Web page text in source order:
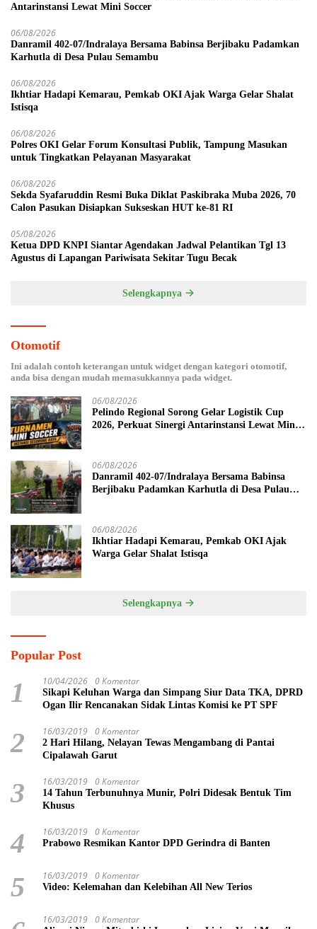
Antarinstansi Lewat Mini Soccer
06/08/2026
Danramil 402-07/Indralaya Bersama Babinsa Berjibaku Padamkan
Karhutla di Desa Pulau Semambu
06/08/2026
Ikhtiar Hadapi Kemarau, Pemkab OKI Ajak Warga Gelar Shalat
Istisqa
06/08/2026
Polres OKI Gelar Forum Konsultasi Publik, Tampung Masukan
untuk Tingkatkan Pelayanan Masyarakat
06/08/2026
Sekda Syafaruddin Resmi Buka Diklat Paskibraka Muba 2026, 70
Calon Pasukan Disiapkan Sukseskan HUT ke-81 RI
05/08/2026
Ketua DPD KNPI Siantar Agendakan Jadwal Pelantikan Tgl 13
Agustus di Lapangan Pariwisata Sekitar Tugu Becak
Selengkapnya
Otomotif
Ini adalah contoh keterangan untuk widget dengan kategori otomotif,
anda bisa dengan mudah memasukkannya pada widget.
06/08/2026
Pelindo Regional Sorong Gelar Logistik Cup
2026, Perkuat Sinergi Antarinstansi Lewat Mini
06/08/2026
Danramil 402-07/Indralaya Bersama Babinsa
Berjibaku Padamkan Karhutla di Desa Pulau
06/08/2026
Ikhtiar Hadapi Kemarau, Pemkab OKI Ajak
Warga Gelar Shalat Istisqa
Selengkapnya
Popular Post
1 10/04/2026 0 Komentar
Sikapi Keluhan Warga dan Simpang Siur Data TKA, DPRD
Ogan Ilir Rencanakan Sidak Lintas Komisi ke PT SPF
2 16/03/2019 0 Komentar
2 Hari Hilang, Nelayan Tewas Mengambang di Pantai
Cipalawah Garut
3 16/03/2019 0 Komentar
14 Tahun Terbunuhnya Munir, Polri Didesak Bentuk Tim
Khusus
4 16/03/2019 0 Komentar
Prabowo Resmikan Kantor DPD Gerindra di Banten
5 16/03/2019 0 Komentar
Video: Kelemahan dan Kelebihan All New Terios
16/03/2019 0 Komentar